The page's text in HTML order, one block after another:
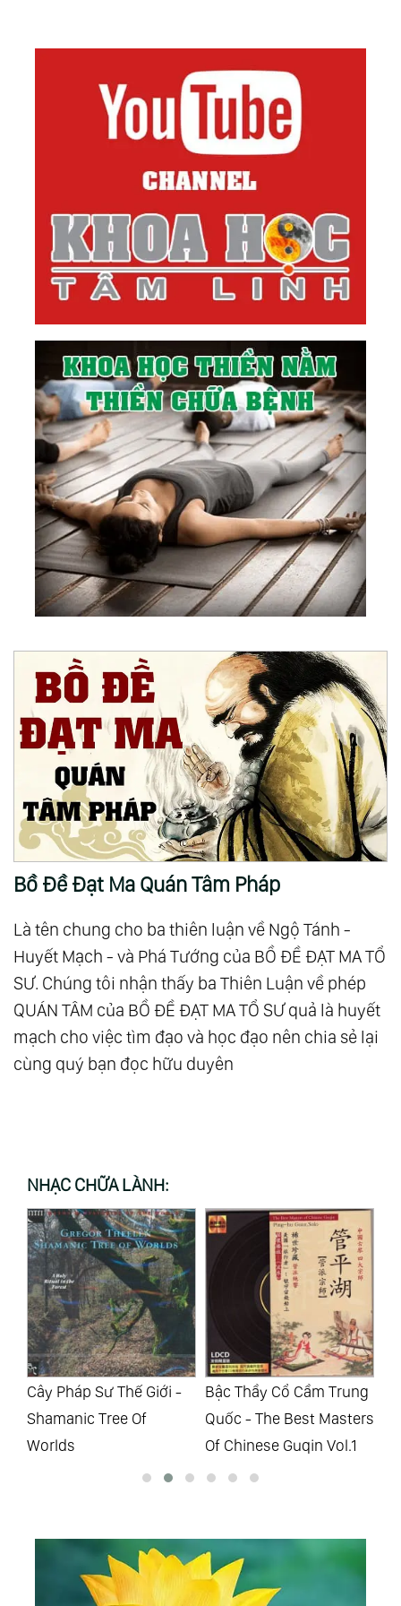
Bồ Đề Đạt Ma Quán Tâm Pháp
Là tên chung cho ba thiên luận về Ngộ Tánh -
Huyết Mạch - và Phá Tướng của BỒ ĐỀ ĐẠT MA TỔ
SƯ. Chúng tôi nhận thấy ba Thiên Luận về phép
QUÁN TÂM của BỒ ĐỀ ĐẠT MA TỔ SƯ quả là huyết
mạch cho việc tìm đạo và học đạo nên chia sẻ lại
cùng quý bạn đọc hữu duyên
NHẠC CHỮA LÀNH:
Cây Pháp Sư Thế Giới -
Shamanic Tree Of
Worlds
Bậc Thầy Cổ Cầm Trung
Quốc - The Best Masters
Of Chinese Guqin Vol.1